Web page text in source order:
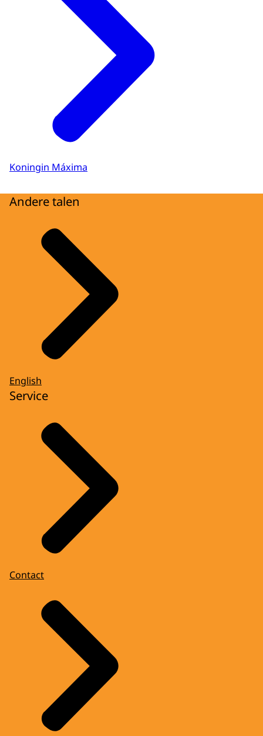
Koningin Máxima
Andere talen
English
Service
Contact